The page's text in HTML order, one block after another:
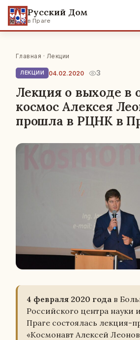
Русский Дом
в Праге
Главная · Лекции
ЛЕКЦИИ 04.02.2020 3
Лекция о выходе в
космос Алексея
прошла в РЦНК в
4 фев­ра­ля 2020 года в
Рос­сий­ско­го центра науки
Праге со­сто­я­лась лекция-
«Кос­мо­навт Алек­сей